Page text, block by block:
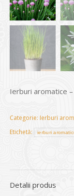
Ierburi aromatice
Categorie: Ierburi
Etichetă:
ierburi
Detalii produs